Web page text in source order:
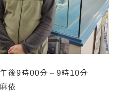
後9時00分～9時10分
依